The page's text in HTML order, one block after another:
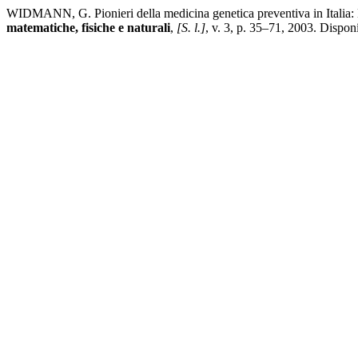
WIDMANN, G. Pionieri della medicina genetica preventiva in
matematiche, fisiche e naturali, [S. l.], v. 3, p. 35–71, 2003.